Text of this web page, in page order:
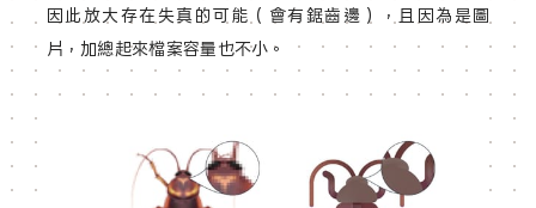
因此放大存在失真的可能（會有鋸齒邊），且因為是圖
片，加總起來檔案容量也不小。